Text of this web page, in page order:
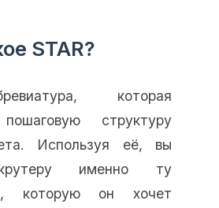
STAR?
которая
структуру
Используя её, вы
именно ту
которую он хочет